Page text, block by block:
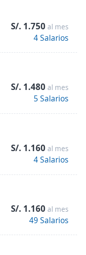
S/. 1.750 al mes
4 Salarios
S/. 1.480 al mes
5 Salarios
S/. 1.160 al mes
4 Salarios
S/. 1.160 al mes
49 Salarios